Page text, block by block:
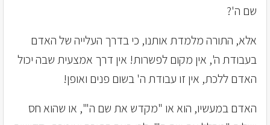
שם ה'?
אלא, התורה מלמדת אותנו, כי בדרך העלייה של האדם
בעבודת ה', אין מקום לפשרות! אין דרך אמצעית שבה יכול
האדם ללכת, אין זו עבודת ה' בשום פנים ואופן!
האדם במעשיו, הוא או "מקדש את שם ה'", או שהוא חס